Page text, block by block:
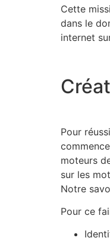
Cette
dans le
internet
Pour
moteurs
sur les
Notre
Pour ce